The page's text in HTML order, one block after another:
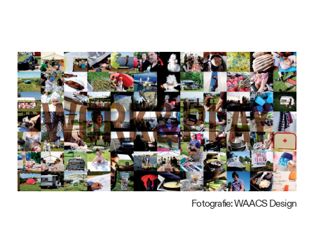
Fotografie: WAACS Design